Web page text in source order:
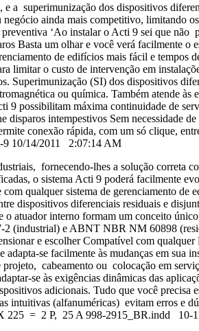
a superimunização dos dispositivos
ainda mais competitivo, limitando
‘Ao instalar o Acti 9 sei que
Basta um olhar e você verá facilmente o
de edifícios mais fácil e tempos
o custo de intervenção em
Superimunização (SI) dos dispositivos
ou química. Também atende às
possibilitam máxima continuidade de
disparos intempestivos Sem
conexão rápida, com um só clique,
9 10/14/2011 2:07:14 AM
fornecendo-lhes a solução correta
o sistema Acti 9 poderá facilmente
qualquer sistema de gerenciamento
dispositivos diferenciais residuais e
interno formam um conceito
(industrial) e ABNT NBR NM 60898
e escolher Compatível com
se facilmente às mudanças em sua
cabeamento ou colocação em
se às exigências dinâmicas das
adicionais. Tudo que você
(alfanuméricas) evitam erros e
225 = 2 P, 25 A 998-2915_BR.indd